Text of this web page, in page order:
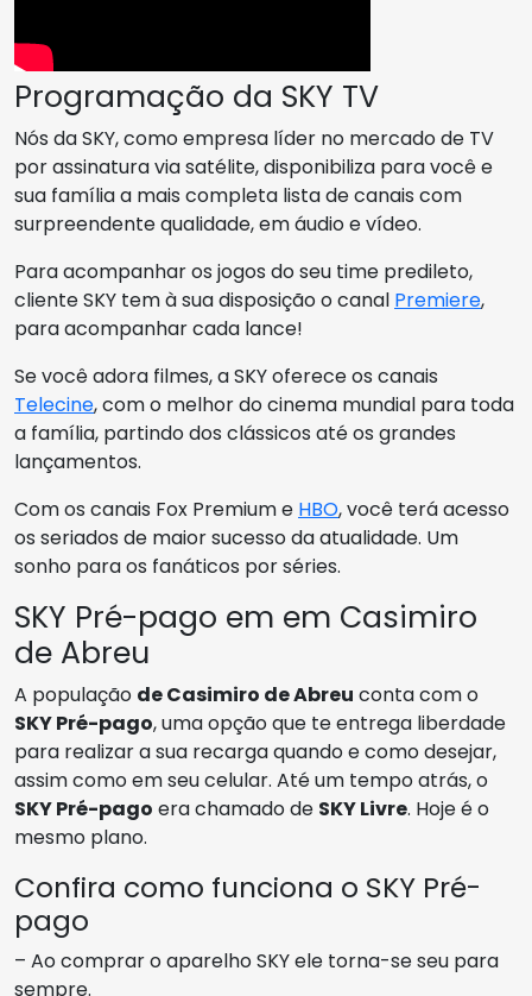
Programação da SKY TV
Nós da SKY, como empresa líder no mercado de TV
por assinatura via satélite, disponibiliza para você e
sua família a mais completa lista de canais com
surpreendente qualidade, em áudio e vídeo.
Para acompanhar os jogos do seu time predileto,
cliente SKY tem à sua disposição o canal Premiere,
para acompanhar cada lance!
Se você adora filmes, a SKY oferece os canais
Telecine, com o melhor do cinema mundial para toda
a família, partindo dos clássicos até os grandes
lançamentos.
Com os canais Fox Premium e HBO, você terá acesso
os seriados de maior sucesso da atualidade. Um
sonho para os fanáticos por séries.
SKY Pré-pago em em Casimiro
de Abreu
A população de Casimiro de Abreu conta com o
SKY Pré-pago, uma opção que te entrega liberdade
para realizar a sua recarga quando e como desejar,
assim como em seu celular. Até um tempo atrás, o
SKY Pré-pago era chamado de SKY Livre. Hoje é o
mesmo plano.
Confira como funciona o SKY Pré-
pago
– Ao comprar o aparelho SKY ele torna-se seu para
sempre.